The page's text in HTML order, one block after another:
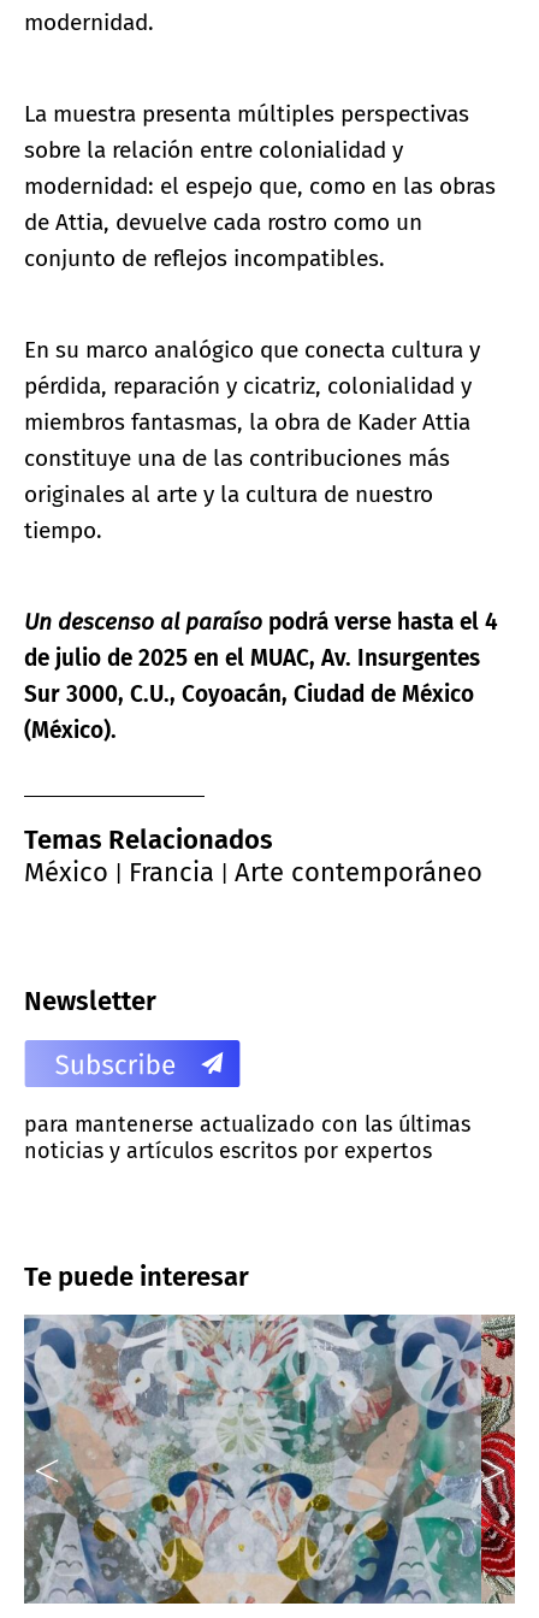
modernidad.
La muestra presenta múltiples perspectivas
sobre la relación entre colonialidad y
modernidad: el espejo que, como en las obras
de Attia, devuelve cada rostro como un
conjunto de reflejos incompatibles.
En su marco analógico que conecta cultura y
pérdida, reparación y cicatriz, colonialidad y
miembros fantasmas, la obra de Kader Attia
constituye una de las contribuciones más
originales al arte y la cultura de nuestro
tiempo.
Un descenso al paraíso podrá verse hasta el 4
de julio de 2025 en el MUAC, Av. Insurgentes
Sur 3000, C.U., Coyoacán, Ciudad de México
(México).
Temas Relacionados
México
Francia Arte contemporáneo
Newsletter
para mantenerse actualizado con las últimas
noticias y artículos escritos por expertos
Te puede interesar